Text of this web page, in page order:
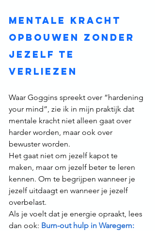
Mentale kracht
opbouwen zonder
jezelf te
verliezen
Waar Goggins spreekt over “hardening
your mind”, zie ik in mijn praktijk dat
mentale kracht niet alleen gaat over
harder worden, maar ook over
bewuster worden.
Het gaat niet om jezelf kapot te
maken, maar om jezelf beter te leren
kennen. Om te begrijpen wanneer je
jezelf uitdaagt en wanneer je jezelf
overbelast.
Als je voelt dat je energie opraakt, lees
dan ook: Burn-out hulp in Waregem: